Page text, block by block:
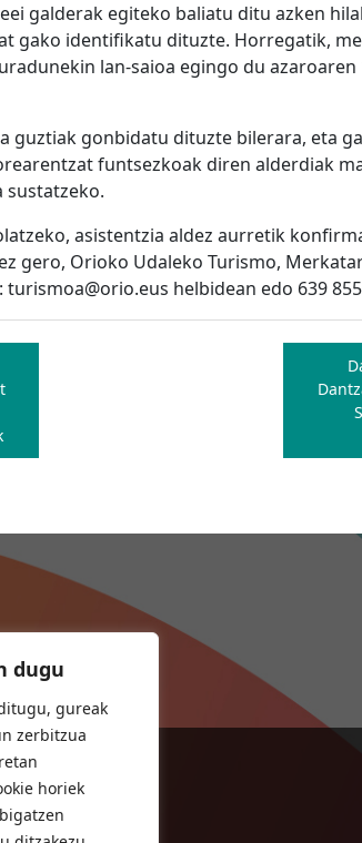
dugu
gureak
zerbitzua
horiek
galderak egiteko baliatu ditu azken
gako identifikatu dituzte. Horregatik,
lan-saioa egingo du azaroaren
guztiak gonbidatu dituzte bilerara, eta
funtsezkoak diren alderdiak
sustatzeko.
asistentzia aldez aurretik
gero, Orioko Udaleko Turismo,
helbidean edo 639